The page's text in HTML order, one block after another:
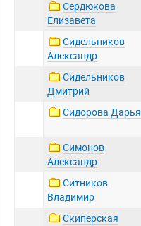
Сердюкова
Елизавета
Сидельников
Александр
Сидельников
Дмитрий
Сидорова Дарья
Симонов
Александр
Ситников
Владимир
Скиперская